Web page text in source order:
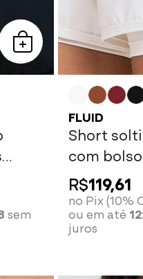
sem
FLUID
Short
com
white
R$119,61
no Pix (10%
ou em até
juros